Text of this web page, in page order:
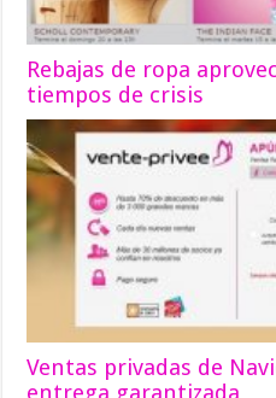
Rebajas de ropa
tiempos de crisis
Ventas privadas de